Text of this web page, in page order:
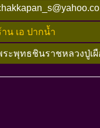
าน เอ ปากน้ำ
ระพุทธชินราชหลวงปู่เ